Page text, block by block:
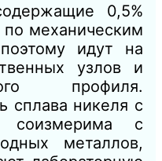
0,5%
по механическим
идут на
узлов и
профиля.
сплава никеля с
с
металлов,